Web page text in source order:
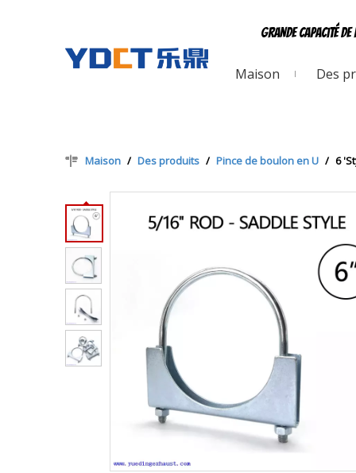
Grande capacité
Maison Des
Maison / Des produits / Pince de boulon en U / 6